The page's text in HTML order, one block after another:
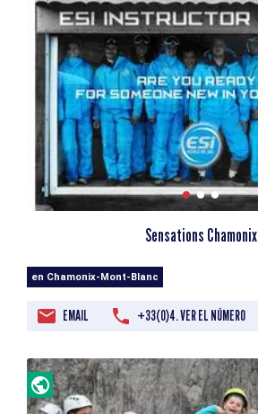
Sensations Chamonix
en Chamonix-Mont-Blanc
EMAIL +33(0)4. VER EL NÚMERO